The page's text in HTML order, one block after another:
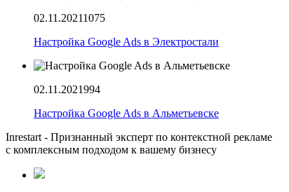
02.11.20211075
Настройка Google Ads в Электростали
02.11.2021994
Настройка Google Ads в Альметьевске
Inrestart - Признанный эксперт по контекстной рекламе
с комплексным подходом к вашему бизнесу